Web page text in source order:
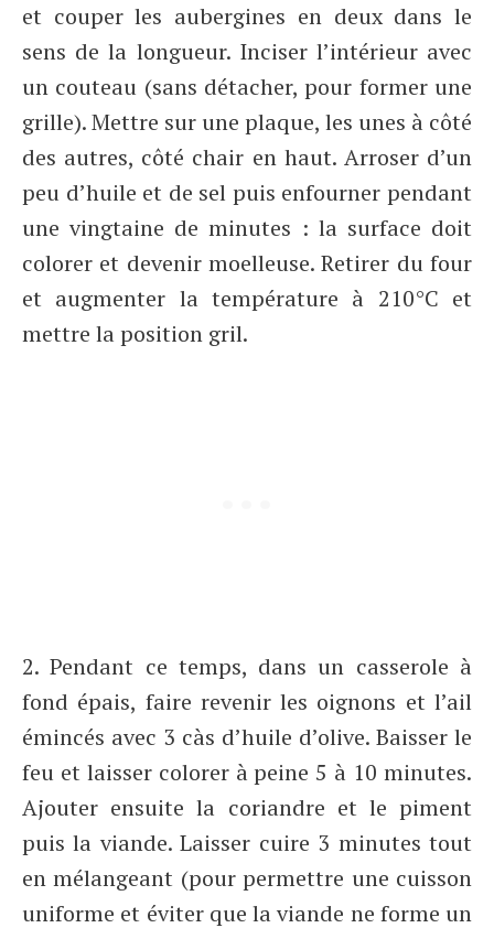
et couper les aubergines en deux dans le
sens de la longueur. Inciser l’intérieur avec
un couteau (sans détacher, pour former une
grille). Mettre sur une plaque, les unes à côté
des autres, côté chair en haut. Arroser d’un
peu d’huile et de sel puis enfourner pendant
une vingtaine de minutes : la surface doit
colorer et devenir moelleuse. Retirer du four
et augmenter la température à 210°C et
mettre la position gril.
2. Pendant ce temps, dans un casserole à
fond épais, faire revenir les oignons et l’ail
émincés avec 3 càs d’huile d’olive. Baisser le
feu et laisser colorer à peine 5 à 10 minutes.
Ajouter ensuite la coriandre et le piment
puis la viande. Laisser cuire 3 minutes tout
en mélangeant (pour permettre une cuisson
uniforme et éviter que la viande ne forme un